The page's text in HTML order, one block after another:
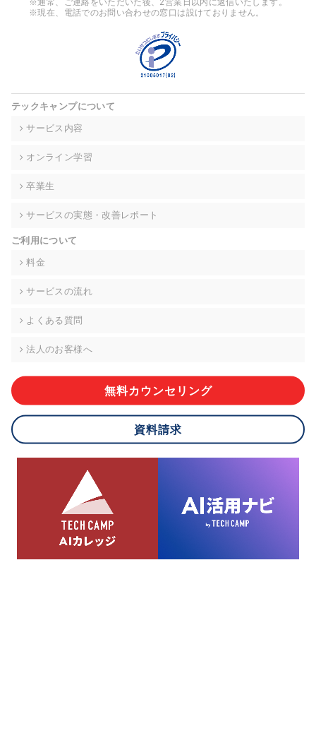
ンをとるために、氏名等の一部の情報をサービス内で使用する
チャットツールで発信することにより、本サービスの他の利用
者等に提供することがあります。
当社は事業運営上、前項利用目的の範囲に限って個人情報を外
高い委託先を選定し、個人情報の適正管理・機密保持について
個人情報の開示等(利用目的の通知、開示、内容の訂正・追加・
て、下記の当社問合わせ窓口に申し出ることができます。その
的な期間内に対応いたします。ただし、申請が本人確認が不可
により、ご希望に添えない場合があります。 なお、アクセスロ
グなどの個人情報以外の情報については、原則として開示等は
株式会社div 個人情報問合せ窓口
メールアドレス:privacy_policy@di-v.co.jp
ご本人様が当社に個人情報を提供されるかどうかは任意による
応ができない場合があります。
8.cookieにより取得・分析した情報とその利用について
当社は第三者が運営するデータ・マネジメント・プラットフォ
ームからcookieにより収集されたウェブの閲覧機歴及びその分
析結果を取得し、これをお客様の個人データと結びつけた上
で、広告配信等の目的で利用いたします。
※通常、ご連絡をいただいた後、2営業日以内に返信いたします。
※現在、電話でのお問い合わせの窓口は設けておりません。
テックキャンプについて
サービス内容
オンライン学習
卒業生
サービスの実態・改善レポート
ご利用について
料金
サービスの流れ
よくある質問
法人のお客様へ
無料カウンセリング
資料請求